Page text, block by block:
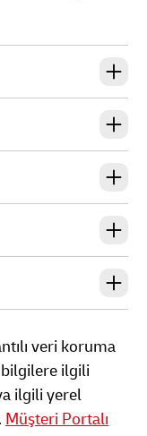
veri koruma
bilgilere ilgili
ilgili yerel
Müşteri Portalı